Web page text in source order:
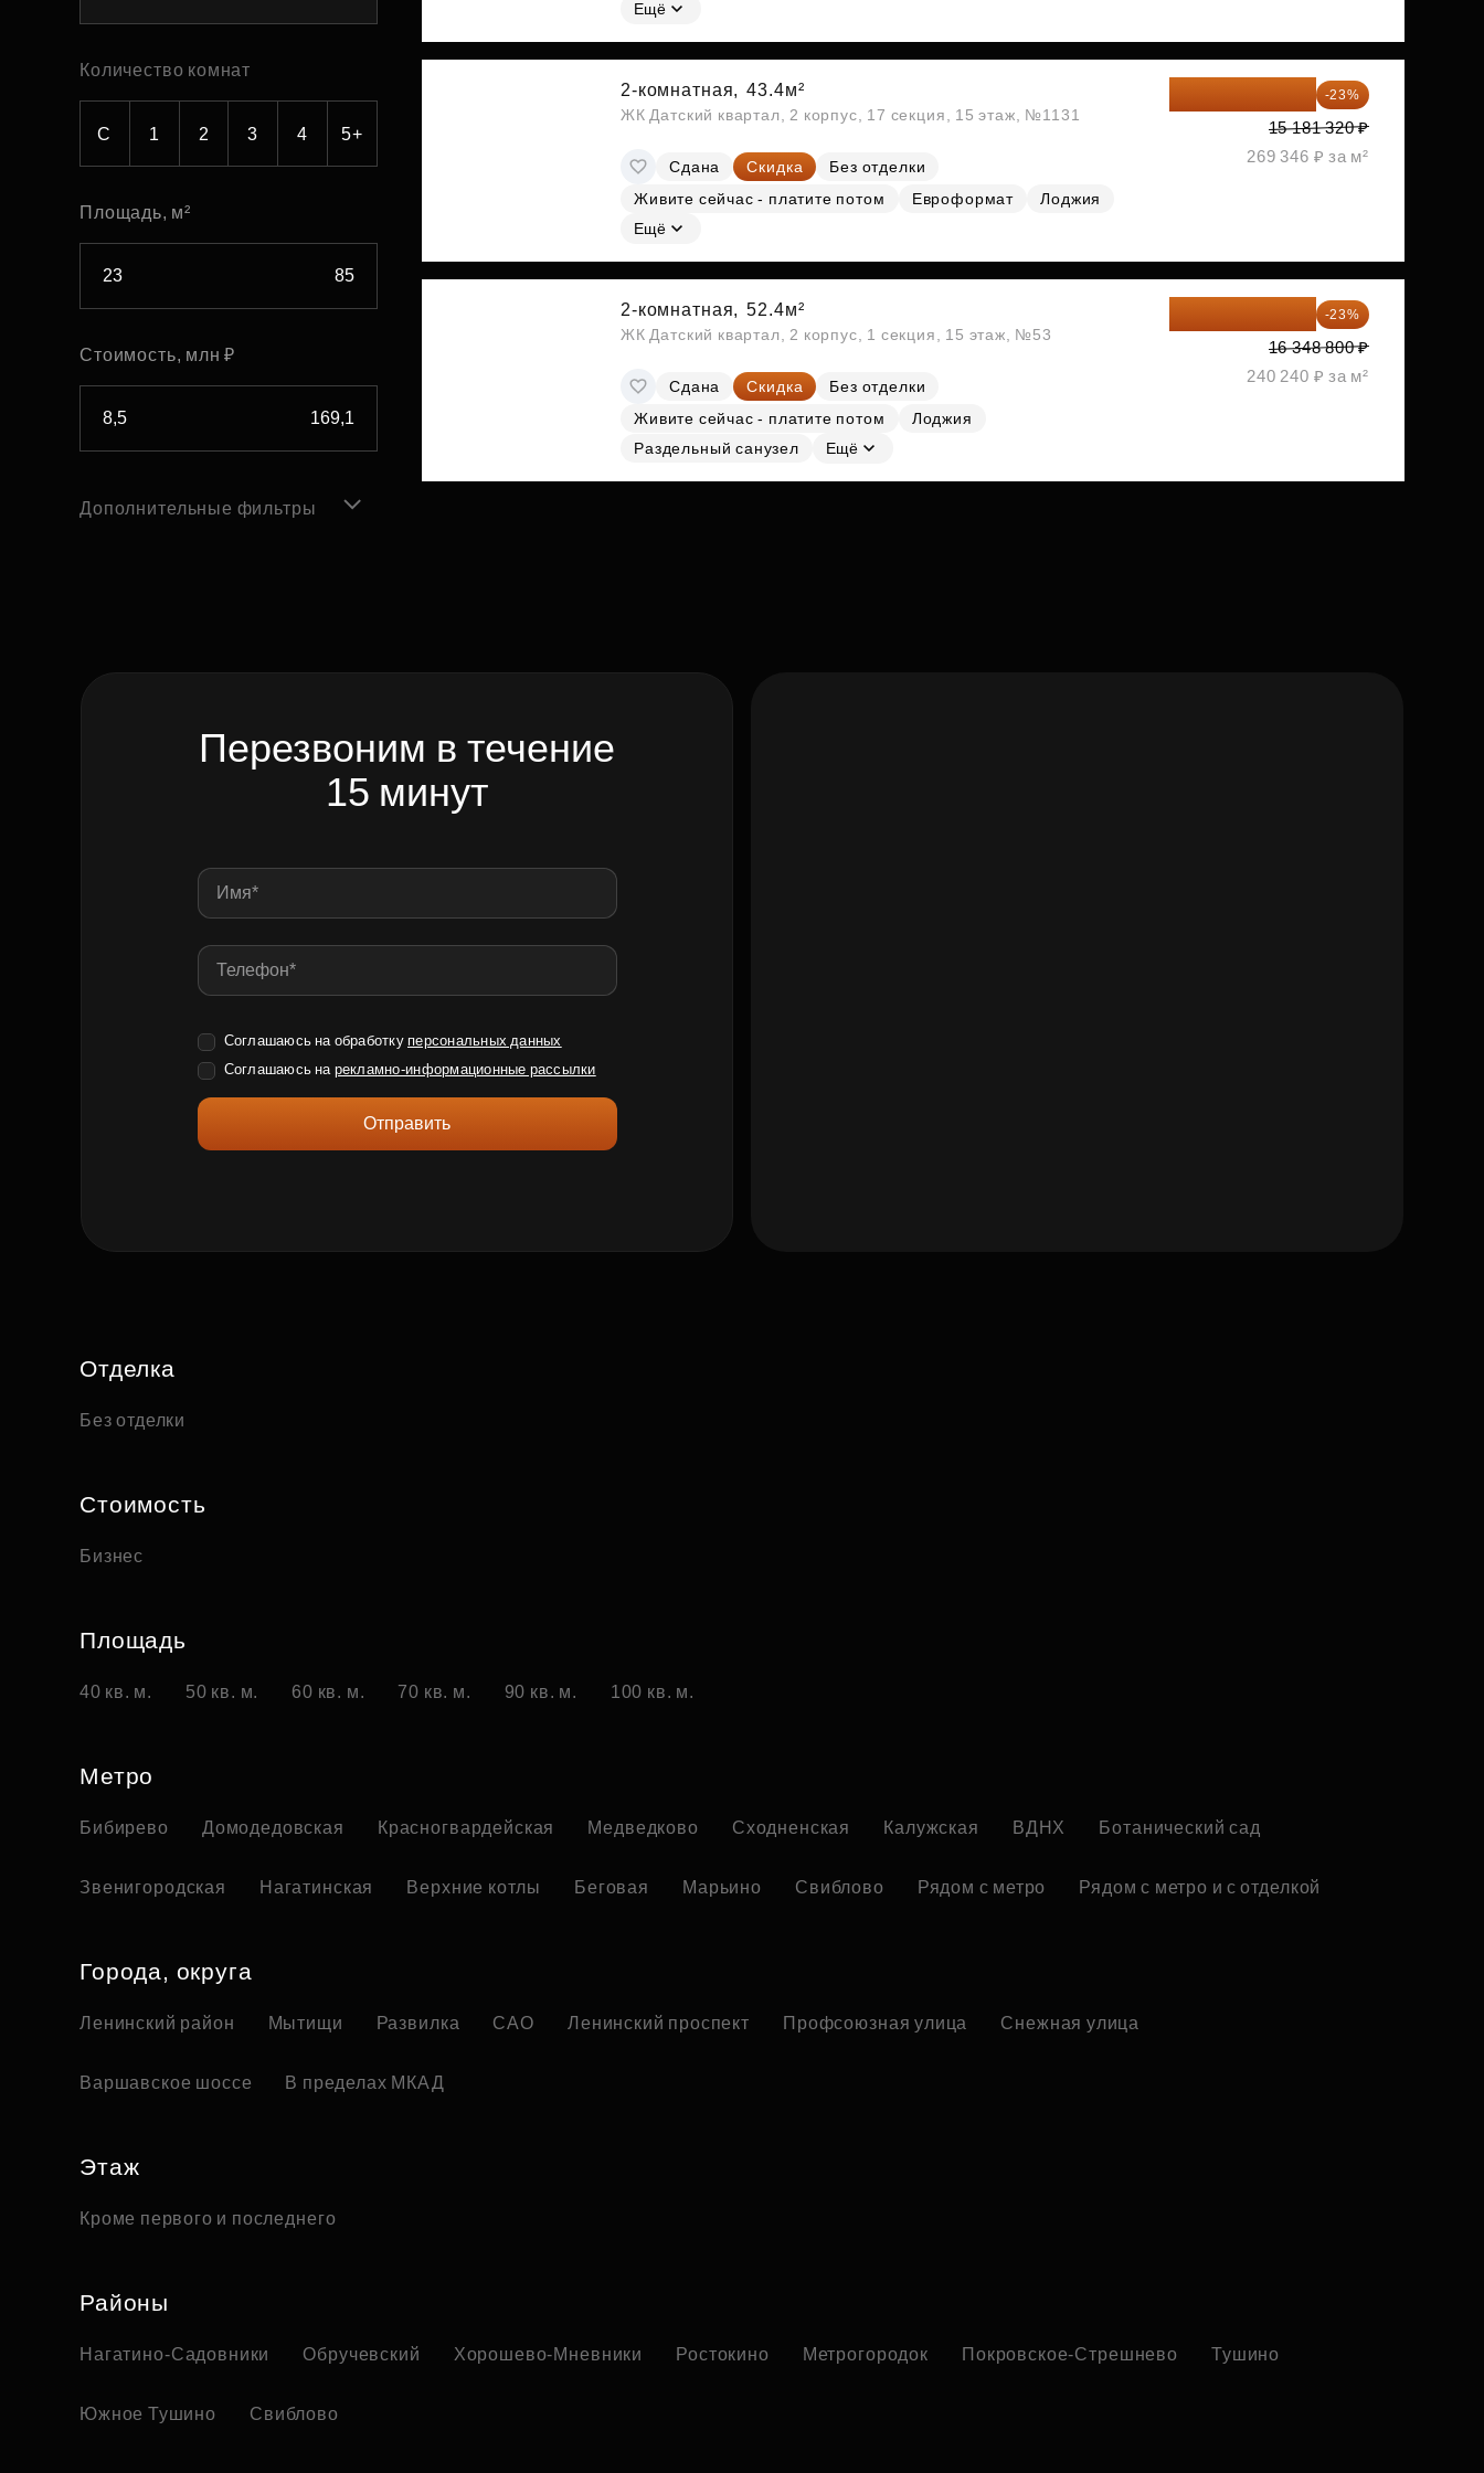
Рефинансирование
Субсидии
Количество комнат
С 1 2 3 4 5+
Площадь, м²
Стоимость, млн ₽
Дополнительные фильтры
Ещё
2-комнатная, 43.4м²
ЖК Датский квартал, 2 корпус, 17 секция, 15 этаж, №1131
Сдана Скидка
Без отделки
Живите сейчас - платите потом
Евроформат
Лоджия
Ещё
-23%
15 181 320 ₽
269 346 ₽ за м²
2-комнатная, 52.4м²
ЖК Датский квартал, 2 корпус, 1 секция, 15 этаж, №53
Сдана Скидка
Без отделки
Живите сейчас - платите потом
Лоджия
Раздельный санузел
Ещё
-23%
16 348 800 ₽
240 240 ₽ за м²
Перезвоним в течение
15 минут
Соглашаюсь на обработку персональных данных
Соглашаюсь на рекламно-информационные рассылки
Отправить
Отделка
Без отделки
Стоимость
Бизнес
Площадь
40 кв. м. 50 кв. м. 60 кв. м. 70 кв. м. 90 кв. м. 100 кв. м.
Метро
Бибирево Домодедовская Красногвардейская Медведково Сходненская Калужская ВДНХ Ботанический сад
Звенигородская Нагатинская Верхние котлы Беговая Марьино Свиблово Рядом с метро Рядом с метро и с отделкой
Города, округа
Ленинский район Мытищи Развилка САО Ленинский проспект Профсоюзная улица Снежная улица
Варшавское шоссе В пределах МКАД
Этаж
Кроме первого и последнего
Районы
Нагатино-Садовники Обручевский Хорошево-Мневники Ростокино Метрогородок Покровское-Стрешнево Тушино
Южное Тушино Свиблово